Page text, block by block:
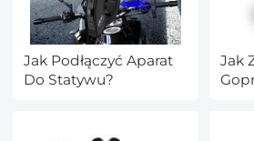
Jak Podłączyć Aparat
Do Statywu?
Jak